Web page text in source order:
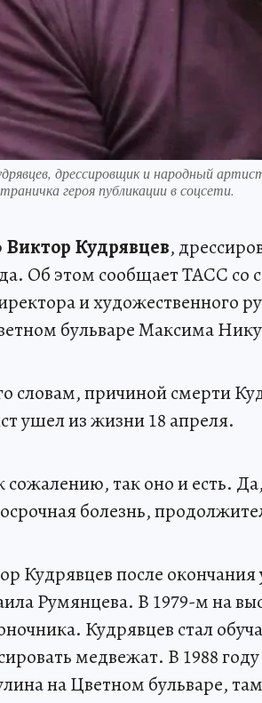
дрессировщик и народный
героя публикации в соцсети.
Виктор Кудрявцев,
Об этом сообщает ТАСС
и художественного
бульваре Максима
словам, причиной смерти
ушел из жизни 18 апреля.
сожалению, так оно и есть.
болезнь,
Кудрявцев после
Румянцева. В 1979-м на
Кудрявцев стал
медвежат. В 1988
на Цветном бульваре,